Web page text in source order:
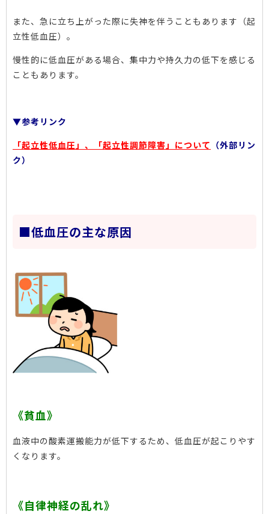
また、急に立ち上がった際に失神を伴うこともあります（起
立性低血圧）。
慢性的に低血圧がある場合、集中力や持久力の低下を感じる
こともあります。
▼参考リンク
「起立性低血圧」、「起立性調節障害」について （外部リン
ク）
■低血圧の主な原因
《貧血》
血液中の酸素運搬能力が低下するため、低血圧が起こりやす
くなります。
《自律神経の乱れ》